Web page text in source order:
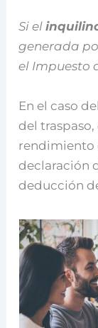
Si el
generada
el Impuesto
En el caso
del
rendimiento
declaración
deducción